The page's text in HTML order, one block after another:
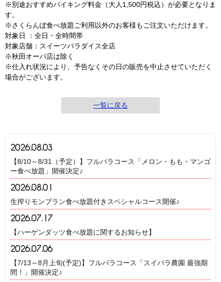
2026.08.03
【8/10～8/31（予定）】フルパラコース「メロン・もも・マンゴ
ー食べ放題」開催決定♪
2026.08.01
生搾りモンブラン食べ放題付きスペシャルコース開催♪
2026.07.17
【ハーゲンダッツ食べ放題に関するお知らせ】
2026.07.06
【7/13～8月上旬(予定)】フルパラコース「スイパラ農園 最強期
間！」開催決定♪
※別途おすすめバイキング料金（大人1,500円税込）が必要となりま
す。
※さくらんぼ食べ放題ご利用以外のお客様もご注文いただけます。
対象日 ：全日・全時間帯
対象店舗：スイーツパラダイス全店
※秋田オーパ店は除く
※仕入れ状況により、予告なくその日の販売を中止させていただく
場合がございます。
一覧に戻る